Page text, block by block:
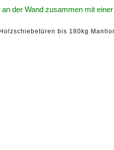
der Wand zusammen mit
Holzschiebetüren bis 180kg